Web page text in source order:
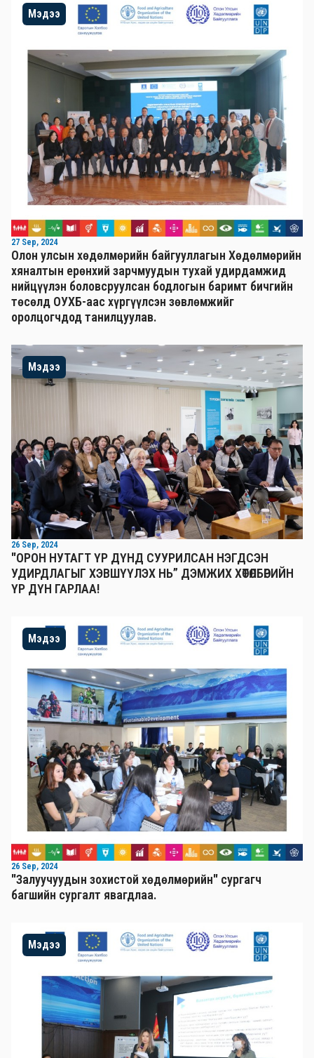
Мэдээ
27 Sep, 2024
Олон улсын хөдөлмөрийн байгууллагын Хөдөлмөрийн
хяналтын ерөнхий зарчмуудын тухай удирдамжид
нийцүүлэн боловсруулсан бодлогын баримт бичгийн
төсөлд ОУХБ-аас хүргүүлсэн зөвлөмжийг
оролцогчдод танилцуулав.
Мэдээ
26 Sep, 2024
"ОРОН НУТАГТ ҮР ДҮНД СУУРИЛСАН НЭГДСЭН
УДИРДЛАГЫГ ХЭВШҮҮЛЭХ НЬ” ДЭМЖИХ ХӨТӨЛБӨРИЙН
ҮР ДҮН ГАРЛАА!
Мэдээ
26 Sep, 2024
"Залуучуудын зохистой хөдөлмөрийн" сургагч
багшийн сургалт явагдлаа.
Мэдээ